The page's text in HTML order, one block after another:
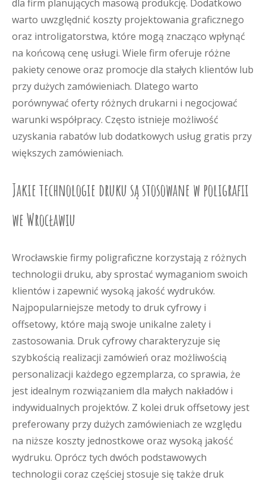
dla firm planujących masową produkcję. Dodatkowo
warto uwzględnić koszty projektowania graficznego
oraz introligatorstwa, które mogą znacząco wpłynąć
na końcową cenę usługi. Wiele firm oferuje różne
pakiety cenowe oraz promocje dla stałych klientów lub
przy dużych zamówieniach. Dlatego warto
porównywać oferty różnych drukarni i negocjować
warunki współpracy. Często istnieje możliwość
uzyskania rabatów lub dodatkowych usług gratis przy
większych zamówieniach.
Jakie technologie druku są stosowane w poligrafii
we Wrocławiu
Wrocławskie firmy poligraficzne korzystają z różnych
technologii druku, aby sprostać wymaganiom swoich
klientów i zapewnić wysoką jakość wydruków.
Najpopularniejsze metody to druk cyfrowy i
offsetowy, które mają swoje unikalne zalety i
zastosowania. Druk cyfrowy charakteryzuje się
szybkością realizacji zamówień oraz możliwością
personalizacji każdego egzemplarza, co sprawia, że
jest idealnym rozwiązaniem dla małych nakładów i
indywidualnych projektów. Z kolei druk offsetowy jest
preferowany przy dużych zamówieniach ze względu
na niższe koszty jednostkowe oraz wysoką jakość
wydruku. Oprócz tych dwóch podstawowych
technologii coraz częściej stosuje się także druk